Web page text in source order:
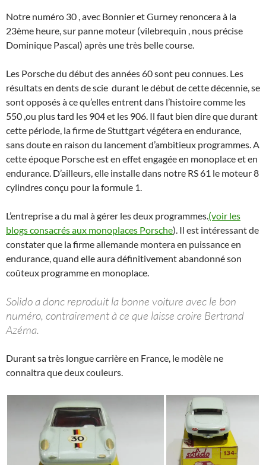
Notre numéro 30 , avec Bonnier et Gurney renoncera à la
23ème heure, sur panne moteur (vilebrequin , nous précise
Dominique Pascal) après une très belle course.
Les Porsche du début des années 60 sont peu connues. Les
résultats en dents de scie durant le début de cette décennie, se
sont opposés à ce qu’elles entrent dans l’histoire comme les
550 ,ou plus tard les 904 et les 906. Il faut bien dire que durant
cette période, la firme de Stuttgart végétera en endurance,
sans doute en raison du lancement d’ambitieux programmes. A
cette époque Porsche est en effet engagée en monoplace et en
endurance. D’ailleurs, elle installe dans notre RS 61 le moteur 8
cylindres conçu pour la formule 1.
L’entreprise a du mal à gérer les deux programmes. (voir les
blogs consacrés aux monoplaces Porsche). Il est intéressant de
constater que la firme allemande montera en puissance en
endurance, quand elle aura définitivement abandonné son
coûteux programme en monoplace.
Solido a donc reproduit la bonne voiture avec le bon
numéro, contrairement à ce que laisse croire Bertrand
Azéma.
Durant sa très longue carrière en France, le modèle ne
connaitra que deux couleurs.